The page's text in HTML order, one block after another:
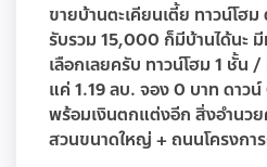
ขายบ้านตะเคียนเตี้ย ทาวน์โฮม
รับรวม 15,000 ก็มีบ้านได้นะ
เลือกเลยครับ ทาวน์โฮม 1 ชั้น
แค่ 1.19 ลบ. จอง 0 บาท ดาว
พร้อมเงินตกแต่งอีก สิ่งอำนว
สวนขนาดใหญ่ + ถนนโครงกา